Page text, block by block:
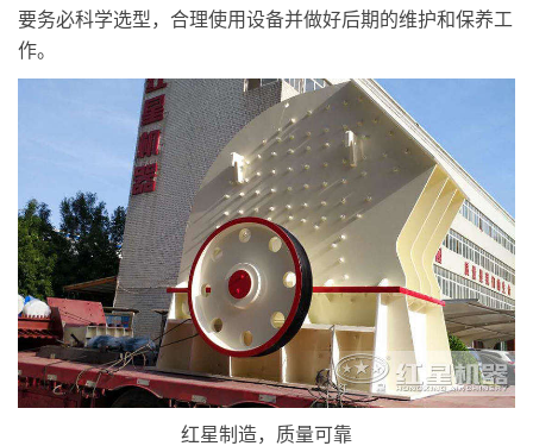
要务必科学选型，合理使用设备并做好后期的维护和保养工
作。
红星制造，质量可靠